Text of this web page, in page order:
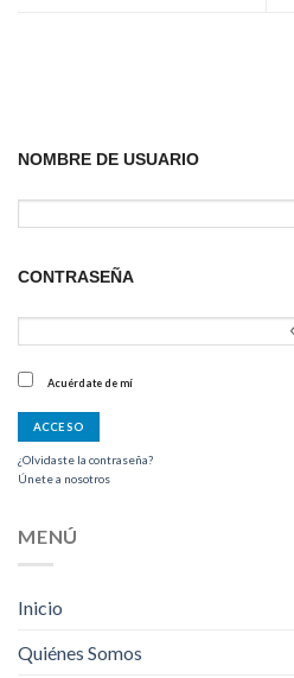
NOMBRE DE USUARIO
CONTRASEÑA
Acuérdate de mí
¿Olvidaste la contraseña?
Únete a nosotros
MENÚ
Inicio
Quiénes Somos